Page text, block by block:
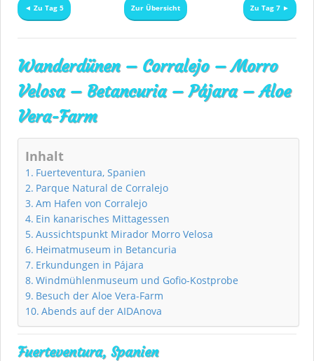
◄ Zu Tag 5 Zur Übersicht Zu Tag 7 ►
Wanderdünen – Corralejo – Morro
Velosa – Betancuria – Pájara – Aloe
Vera-Farm
Inhalt
Fuerteventura, Spanien
Parque Natural de Corralejo
Am Hafen von Corralejo
Ein kanarisches Mittagessen
Aussichtspunkt Mirador Morro Velosa
Heimatmuseum in Betancuria
Erkundungen in Pájara
Windmühlenmuseum und Gofio-Kostprobe
Besuch der Aloe Vera-Farm
Abends auf der AIDAnova
Fuerteventura, Spanien